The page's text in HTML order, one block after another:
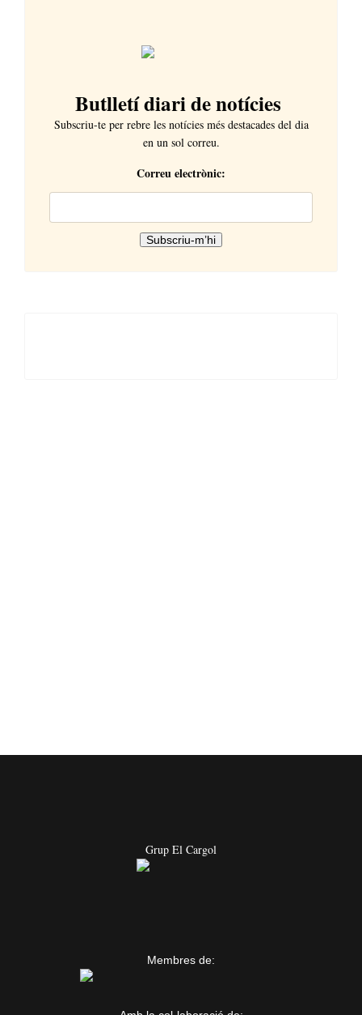
Butlletí diari de notícies
Subscriu-te per rebre les notícies més destacades del dia
en un sol correu.
Correu electrònic:
Grup El Cargol
Membres de: